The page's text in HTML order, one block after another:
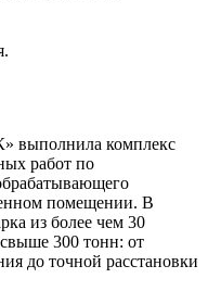
выполнила комплекс
работ по
помещении. В
из более чем 30
300 тонн: от
до точной расстановки